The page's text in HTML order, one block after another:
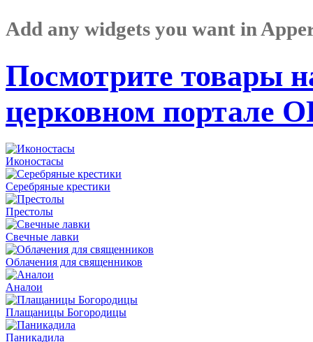
Add any widgets you want in
Посмотрите товары
церковном портале
Иконостасы
Серебряные крестики
Престолы
Свечные лавки
Облачения для священников
Аналои
Плащаницы Богородицы
Паникадила